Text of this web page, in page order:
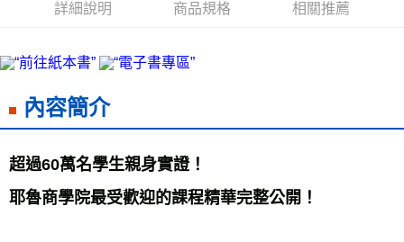
詳細說明 商品規格 相關推薦
內容簡介
超過60萬名學生親身實證！
耶魯商學院最受歡迎的課程精華完整公開！